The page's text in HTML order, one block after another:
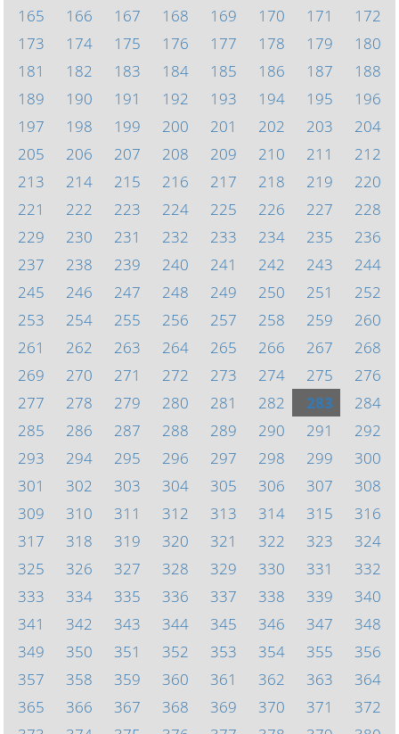
165
166 167 168 169 170 171
172
173
174 175 176 177 178 179
180
181
182 183 184 185 186 187
188
189
190 191 192 193 194 195
196
197
198 199 200 201 202 203
204
205
206 207 208 209 210 211
212
213
214 215 216 217 218 219
220
221
222 223 224 225 226 227
228
229
230 231 232 233 234 235
236
237
238 239 240 241 242 243
244
245
246 247 248 249 250 251
252
253
254 255 256 257 258 259
260
261
262 263 264 265 266 267
268
269
270 271 272 273 274 275
276
277
278 279 280 281 282 283
284
285
286 287 288 289 290 291
292
293
294 295 296 297 298 299
300
301
302 303 304 305 306 307
308
309
310 311 312 313 314 315
316
317
318 319 320 321 322 323
324
325
326 327 328 329 330 331
332
333
334 335 336 337 338 339
340
341
342 343 344 345 346 347
348
349
350 351 352 353 354 355
356
357
358 359 360 361 362 363
364
365
366 367 368 369 370 371
372